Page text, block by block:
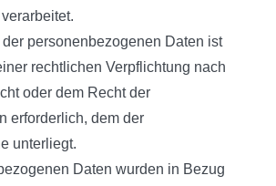
personenbezogenen Daten ist
rechtlichen Verpflichtung nach
oder dem Recht der
erforderlich, dem der
unterliegt.
Daten wurden in Bezug